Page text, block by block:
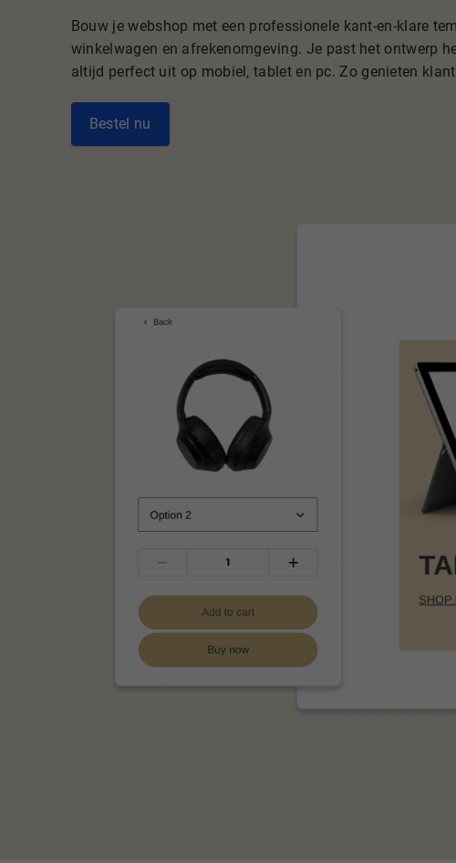
Bouw je webshop met een professionele kant-en-klare
winkelwagen en afrekenomgeving. Je past het ontwerp
altijd perfect uit op mobiel, tablet en pc. Zo genieten
Bestel nu